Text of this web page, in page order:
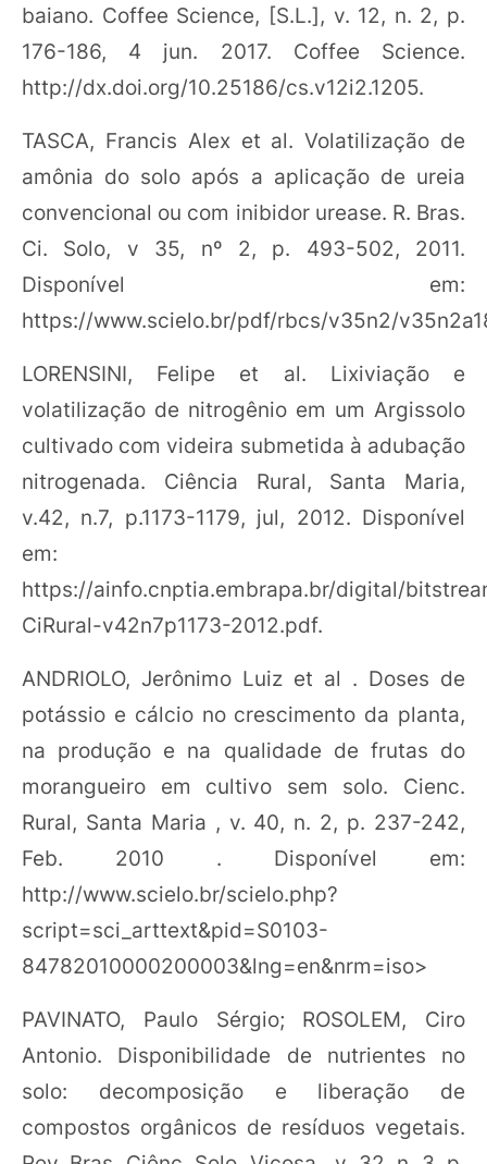
baiano. Coffee Science, [S.L.], v. 12, n. 2, p.
176-186, 4 jun. 2017. Coffee Science.
http://dx.doi.org/10.25186/cs.v12i2.1205.
TASCA, Francis Alex et al. Volatilização de
amônia do solo após a aplicação de ureia
convencional ou com inibidor urease. R. Bras.
Ci. Solo, v 35, nº 2, p. 493-502, 2011.
Disponível em:
https://www.scielo.br/pdf/rbcs/v35n2/
LORENSINI, Felipe et al. Lixiviação e
volatilização de nitrogênio em um Argissolo
cultivado com videira submetida à adubação
nitrogenada. Ciência Rural, Santa Maria,
v.42, n.7, p.1173-1179, jul, 2012. Disponível
em:
https://ainfo.cnptia.embrapa.br/digital/
CiRural-v42n7p1173-2012.pdf.
ANDRIOLO, Jerônimo Luiz et al . Doses de
potássio e cálcio no crescimento da planta,
na produção e na qualidade de frutas do
morangueiro em cultivo sem solo. Cienc.
Rural, Santa Maria , v. 40, n. 2, p. 237-242,
Feb. 2010 . Disponível em:
http://www.scielo.br/scielo.php?
script=sci_arttext&pid=S0103-
84782010000200003&lng=en&nrm=iso>
PAVINATO, Paulo Sérgio; ROSOLEM, Ciro
Antonio. Disponibilidade de nutrientes no
solo: decomposição e liberação de
compostos orgânicos de resíduos vegetais.